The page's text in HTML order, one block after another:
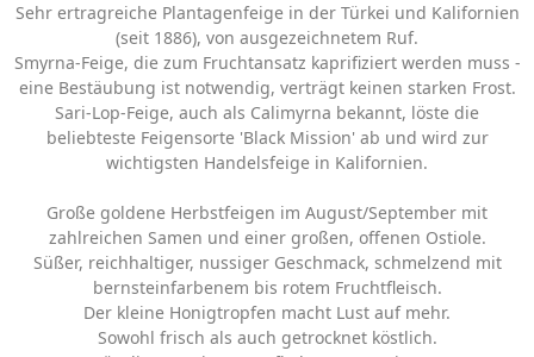
Sehr ertragreiche Plantagenfeige in der Türkei und Kalifornien
(seit 1886), von ausgezeichnetem Ruf.
Smyrna-Feige, die zum Fruchtansatz kaprifiziert werden muss -
eine Bestäubung ist notwendig, verträgt keinen starken Frost.
Sari-Lop-Feige, auch als Calimyrna bekannt, löste die
beliebteste Feigensorte 'Black Mission' ab und wird zur
wichtigsten Handelsfeige in Kalifornien.
Große goldene Herbstfeigen im August/September mit
zahlreichen Samen und einer großen, offenen Ostiole.
Süßer, reichhaltiger, nussiger Geschmack, schmelzend mit
bernsteinfarbenem bis rotem Fruchtfleisch.
Der kleine Honigtropfen macht Lust auf mehr.
Sowohl frisch als auch getrocknet köstlich.